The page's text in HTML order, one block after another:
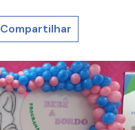
Compartilhar